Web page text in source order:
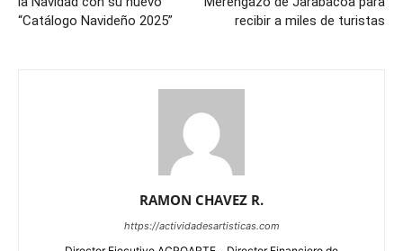
“Catálogo Navideño 2025”
recibir a miles de turistas
RAMON CHAVEZ R.
https://actividadesartisticas.com